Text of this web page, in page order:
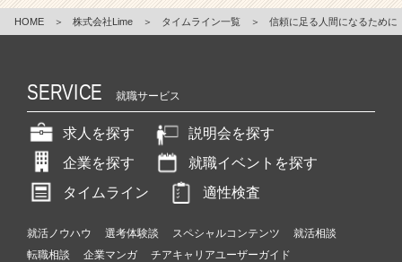
HOME ＞ 株式会社Lime ＞ タイムライン一覧 ＞ 信頼に足る人間になるために
SERVICE 就職サービス
求人を探す
説明会を探す
企業を探す
就職イベントを探す
タイムライン
適性検査
就活ノウハウ 選考体験談 スペシャルコンテンツ
就活相談
転職相談
企業マンガ チアキャリアユーザーガイド